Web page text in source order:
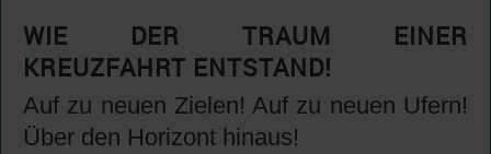
WIE DER TRAUM EINER
KREUZFAHRT ENTSTAND!
Auf zu neuen Zielen! Auf zu neuen Ufern!
Über den Horizont hinaus!